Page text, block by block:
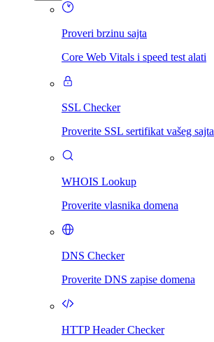
Proveri brzinu sajta
Core Web Vitals i speed test alati
SSL Checker
Proverite SSL sertifikat vašeg sajta
WHOIS Lookup
Proverite vlasnika domena
DNS Checker
Proverite DNS zapise domena
HTTP Header Checker